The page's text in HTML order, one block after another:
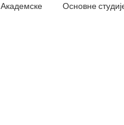
Академске Основне